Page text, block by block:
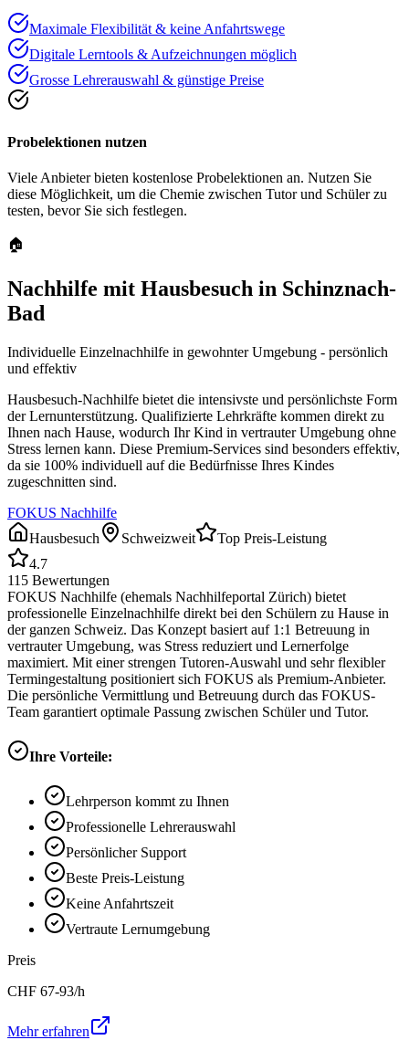
Maximale Flexibilität & keine Anfahrtswege
Digitale Lerntools & Aufzeichnungen möglich
Grosse Lehrerauswahl & günstige Preise
Probelektionen nutzen
Viele Anbieter bieten kostenlose Probelektionen an. Nutzen Sie
diese Möglichkeit, um die Chemie zwischen Tutor und Schüler zu
testen, bevor Sie sich festlegen.
🏠
Nachhilfe mit Hausbesuch in Schinznach-
Bad
Individuelle Einzelnachhilfe in gewohnter Umgebung - persönlich
und effektiv
Hausbesuch-Nachhilfe bietet die intensivste und persönlichste Form
der Lernunterstützung. Qualifizierte Lehrkräfte kommen direkt zu
Ihnen nach Hause, wodurch Ihr Kind in vertrauter Umgebung ohne
Stress lernen kann. Diese Premium-Services sind besonders effektiv,
da sie 100% individuell auf die Bedürfnisse Ihres Kindes
zugeschnitten sind.
FOKUS Nachhilfe
Hausbesuch
Schweizweit
Top Preis-Leistung
4.7
115 Bewertungen
FOKUS Nachhilfe (ehemals Nachhilfeportal Zürich) bietet
professionelle Einzelnachhilfe direkt bei den Schülern zu Hause in
der ganzen Schweiz. Das Konzept basiert auf 1:1 Betreuung in
vertrauter Umgebung, was Stress reduziert und Lernerfolge
maximiert. Mit einer strengen Tutoren-Auswahl und sehr flexibler
Termingestaltung positioniert sich FOKUS als Premium-Anbieter.
Die persönliche Vermittlung und Betreuung durch das FOKUS-
Team garantiert optimale Passung zwischen Schüler und Tutor.
Ihre Vorteile:
Lehrperson kommt zu Ihnen
Professionelle Lehrerauswahl
Persönlicher Support
Beste Preis-Leistung
Keine Anfahrtszeit
Vertraute Lernumgebung
Preis
CHF 67-93/h
Mehr erfahren